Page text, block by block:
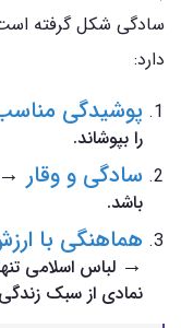
سادگی شکل گرفته
دارد:
پوشیدگی
را بپوشاند.
سادگی و وقار →
باشد.
هماهنگی با
→ لباس اسلامی
نمادی از سبک